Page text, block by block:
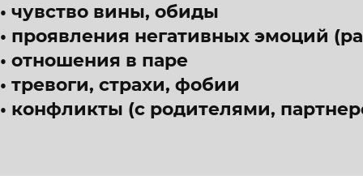
чувство вины, обиды
проявления негативных эмоций
отношения в паре
тревоги, страхи, фобии
конфликты (с родителями,